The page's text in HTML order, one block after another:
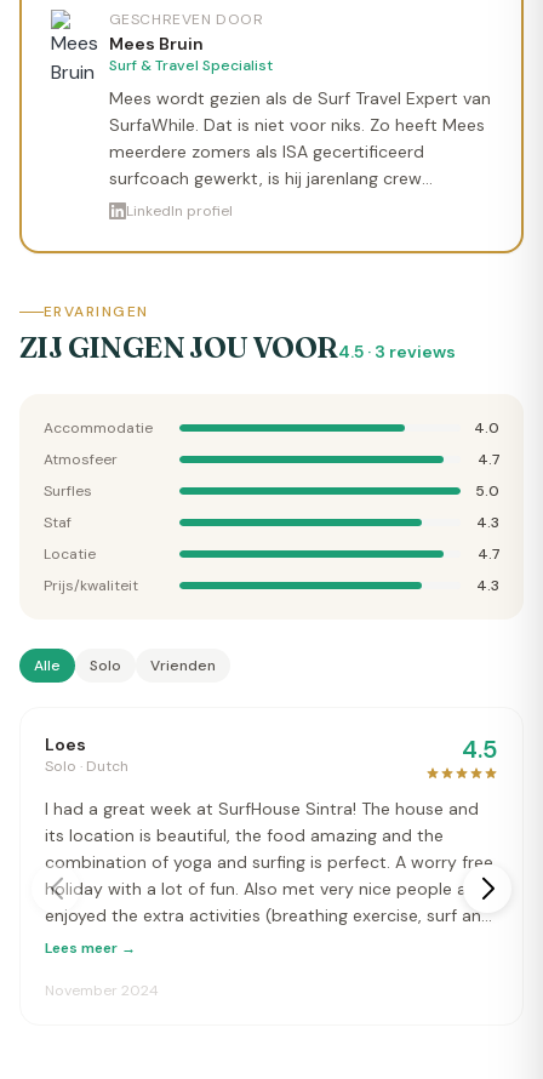
GESCHREVEN DOOR
Mees Bruin
Surf & Travel Specialist
Mees wordt gezien als de Surf Travel Expert van
SurfaWhile. Dat is niet voor niks. Zo heeft Mees
meerdere zomers als ISA gecertificeerd
surfcoach gewerkt, is hij jarenlang crew
geweest op verschillende surfcamps en heeft
golven te surfen. Met een bak aan ervaringen
welke surfvakantie het beste bij jou past!
LinkedIn profiel
ERVARINGEN
ZIJ GINGEN JOU VOOR4.5· 3 reviews
Accommodatie
4.0
Atmosfeer
4.7
Surfles
5.0
Staf
4.3
Locatie
4.7
Prijs/kwaliteit
4.3
Alle Solo Vrienden
Loes
Solo · Dutch
4.5
I had a great week at SurfHouse Sintra! The house and
its location is beautiful, the food amazing and the
combination of yoga and surfing is perfect. A worry free
holiday with a lot of fun. Also met very nice people and
enjoyed the extra activities (breathing exercise, surf and
skate, pingpong). Only downside is that the sauna and
beforehand) and the house is a bit noisy and the
Lees meer →
November 2024